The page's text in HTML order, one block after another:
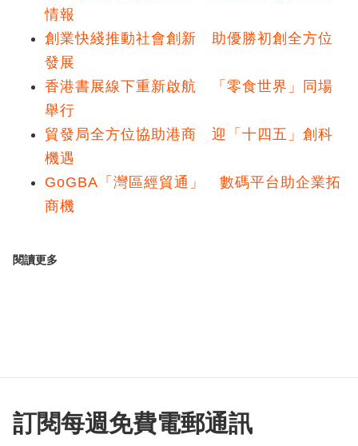
情報
創業快綫推動社會創新 助優勝初創全方位
發展
香港書展線下重新啟航 「零食世界」同場
舉行
貿發局全方位協助港商 迎「十四五」創科
機遇
GoGBA「灣區經貿通」 數碼平台助企業拓
商機
閱讀更多
訂閱每週免費電郵通訊